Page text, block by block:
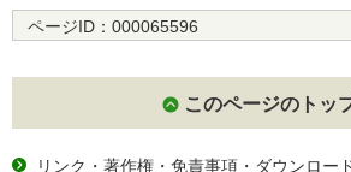
ページID： 000065596
このページのトッ
リンク・著作権・免責事項・ダウンロー